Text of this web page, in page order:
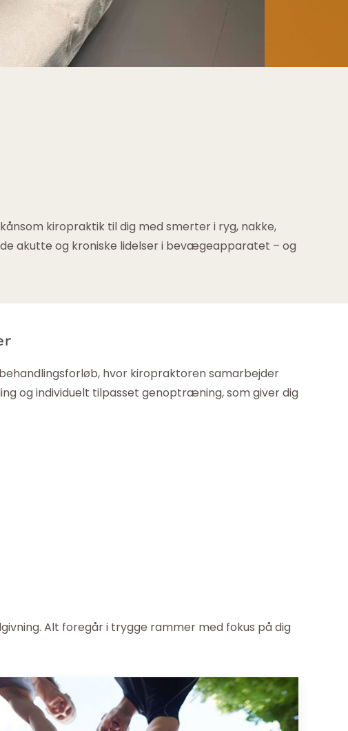
kiropraktik til dig med smerter i ryg, nakke,
akutte og kroniske lidelser i bevægeapparatet – og
hvor kiropraktoren samarbejder
og individuelt tilpasset genoptræning, som giver dig
Alt foregår i trygge rammer med fokus på dig